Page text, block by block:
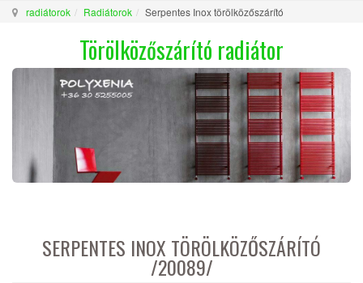
radiátorok Radiátorok Serpentes Inox törölközőszárító
Törölközőszárító radiátor
SERPENTES INOX TÖRÖLKÖZŐSZÁRÍTÓ
/20089/